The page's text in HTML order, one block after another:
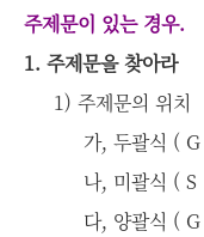
주제문이 있는 경우.
1. 주제문을 찾아라
1) 주제문의 위치
가, 두괄식 ( G
나, 미괄식 ( S
다, 양괄식 ( G